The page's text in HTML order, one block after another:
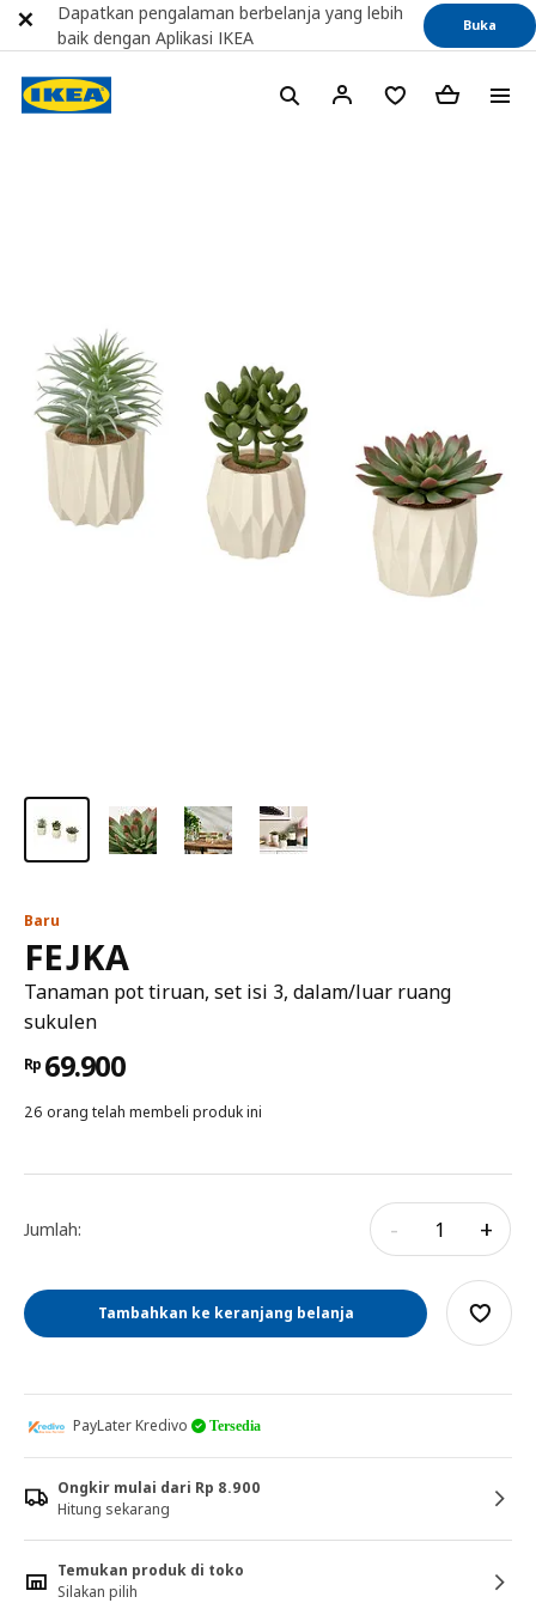
Baru
FEJKA
Tanaman pot tiruan, set isi 3, dalam/luar ruang
sukulen
Rp 69.900
26 orang telah membeli produk ini
Jumlah: - +
Tambahkan ke keranjang belanja
PayLater Kredivo Tersedia
Ongkir mulai dari Rp 8.900
Hitung sekarang
Temukan produk di toko
Silakan pilih
Dapatkan pengalaman berbelanja yang lebih
baik dengan Aplikasi IKEA
Buka